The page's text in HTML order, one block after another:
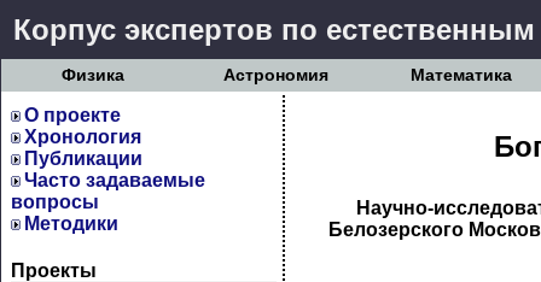
Корпус экспертов по
Физика Астрономия Математика
О проекте
Хронология
Публикации
Часто задаваемые
вопросы
Методики
Проекты
Научно-
Белозерского